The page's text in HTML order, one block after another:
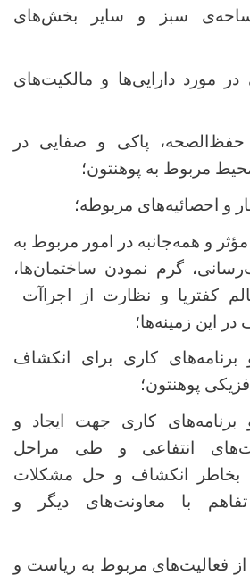
ساحه‌ی سبز و سایر بخش‌های
در مورد دارایی‌ها و مالکیت‌های
حفظ‌الصحه، پاکی و صفایی در
مربوط به پوهنتون؛
و احصائیه‌های مربوطه؛
و همه‌جانبه در امور مربوط به
گرم نمودن ساختمان‌ها،
کفتریا و نظارت از اجراآت
این زمینه‌ها؛
برنامه‌های کاری برای انکشاف
پوهنتون؛
برنامه‌های کاری جهت ایجاد و
انتفاعی و طی مراحل
بخاطر انکشاف و حل مشکلات
با معاونت‌های دیگر و
فعالیت‌های مربوط به ریاست و